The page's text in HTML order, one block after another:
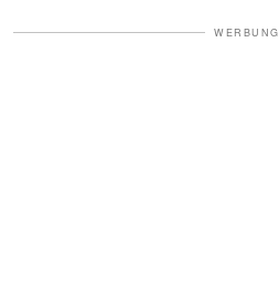
WERBUNG